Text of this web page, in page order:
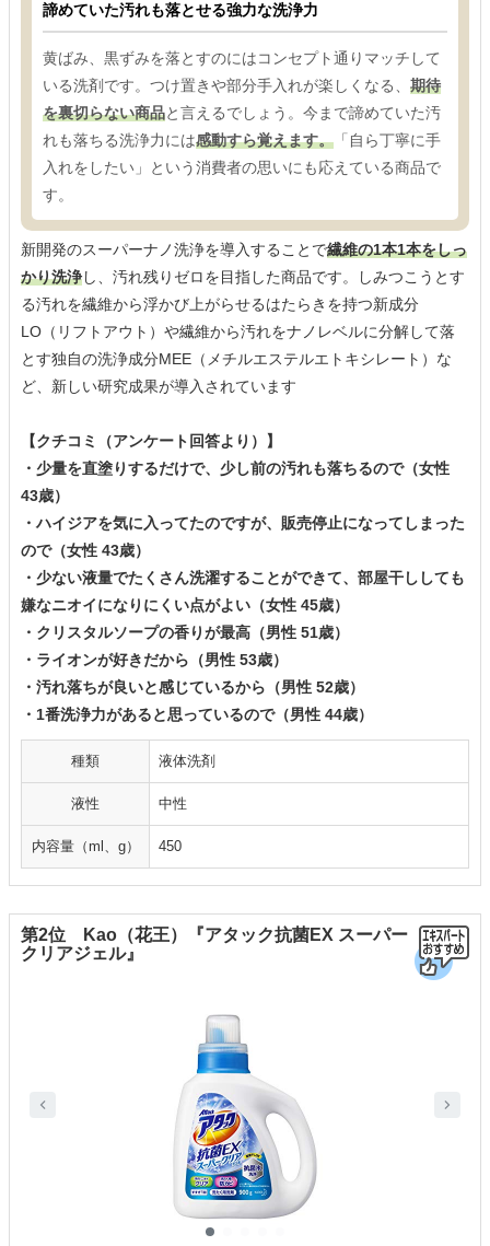
諦めていた汚れも落とせる強力な洗浄力
黄ばみ、黒ずみを落とすのにはコンセプト通りマッチして
いる洗剤です。つけ置きや部分手入れが楽しくなる、 期待
を裏切らない商品と言えるでしょう。今まで諦めていた汚
れも落ちる洗浄力には感動すら覚えます。 「自ら丁寧に手
入れをしたい」という消費者の思いにも応えている商品で
す。
新開発のスーパーナノ洗浄を導入することで繊維の1本1本をしっ
かり洗浄し、汚れ残りゼロを目指した商品です。しみつこうとす
る汚れを繊維から浮かび上がらせるはたらきを持つ新成分
LO（リフトアウト）や繊維から汚れをナノレベルに分解して落
とす独自の洗浄成分MEE（メチルエステルエトキシレート）な
ど、新しい研究成果が導入されています
【クチコミ（アンケート回答より）】
・少量を直塗りするだけで、少し前の汚れも落ちるので（女性
43歳）
・ハイジアを気に入ってたのですが、販売停止になってしまった
ので（女性 43歳）
・少ない液量でたくさん洗濯することができて、部屋干ししても
嫌なニオイになりにくい点がよい（女性 45歳）
・クリスタルソープの香りが最高（男性 51歳）
・ライオンが好きだから（男性 53歳）
・汚れ落ちが良いと感じているから（男性 52歳）
・1番洗浄力があると思っているので（男性 44歳）
種類 液体洗剤
液性 中性
内容量（ml、g） 450
第2位 Kao（花王）『アタック抗菌EX スーパー
クリアジェル』